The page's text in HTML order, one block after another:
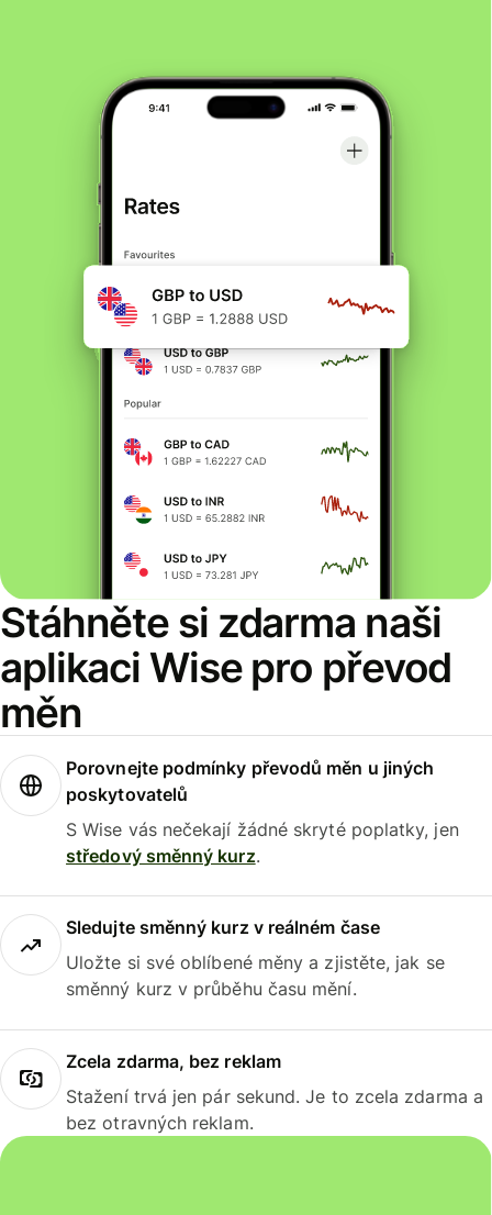
Stáhněte si zdarma naši
aplikaci Wise pro převod
měn
Porovnejte podmínky převodů měn u jiných
poskytovatelů
S Wise vás nečekají žádné skryté poplatky, jen
středový směnný kurz.
Sledujte směnný kurz v reálném čase
Uložte si své oblíbené měny a zjistěte, jak se
směnný kurz v průběhu času mění.
Zcela zdarma, bez reklam
Stažení trvá jen pár sekund. Je to zcela zdarma a
bez otravných reklam.